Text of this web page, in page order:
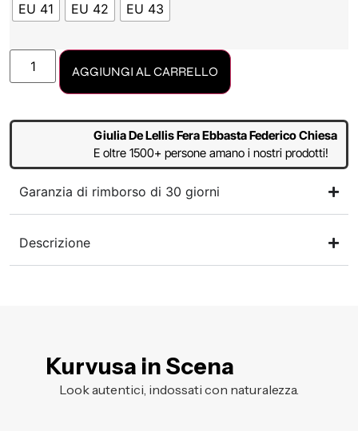
EU 41
EU 42 EU 43
AGGIUNGI AL CARRELLO
Giulia De Lellis Fera Ebbasta Federico Chiesa
E oltre 1500+ persone amano i nostri prodotti!
Garanzia di rimborso di 30 giorni
Descrizione
Kurvusa in Scena
Look autentici, indossati con naturalezza.